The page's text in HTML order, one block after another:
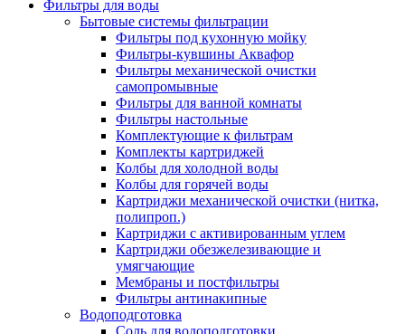
Фильтры для воды
Бытовые системы фильтрации
Фильтры под кухонную мойку
Фильтры-кувшины Аквафор
Фильтры механической очистки
самопромывные
Фильтры для ванной комнаты
Фильтры настольные
Комплектующие к фильтрам
Комплекты картриджей
Колбы для холодной воды
Колбы для горячей воды
Картриджи механической очистки (нитка,
полипроп.)
Картриджи с активированным углем
Картриджи обезжелезивающие и
умягчающие
Мембраны и постфильтры
Фильтры антинакипные
Водоподготовка
Соль для водоподготовки